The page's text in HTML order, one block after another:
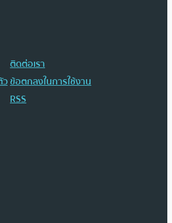
ติดต่อเรา
ข้อตกลงในการใช้งาน
RSS